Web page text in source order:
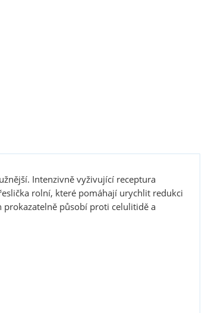
Intenzivně vyživující receptura
rolní, které pomáhají urychlit redukci
prokazatelně působí proti celulitidě a